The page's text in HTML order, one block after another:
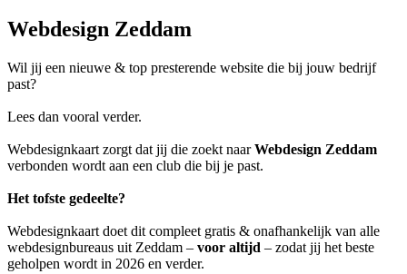
Webdesign Zeddam
Wil jij een nieuwe & top presterende website die bij jouw bedrijf
past?
Lees dan vooral verder.
Webdesignkaart zorgt dat jij die zoekt naarWebdesign Zeddam
verbonden wordt aan een club die bij je past.
Het tofste gedeelte?
Webdesignkaart doet dit compleet gratis & onafhankelijk van alle
webdesignbureaus uit Zeddam – voor altijd – zodat jij het beste
geholpen wordt in 2026 en verder.